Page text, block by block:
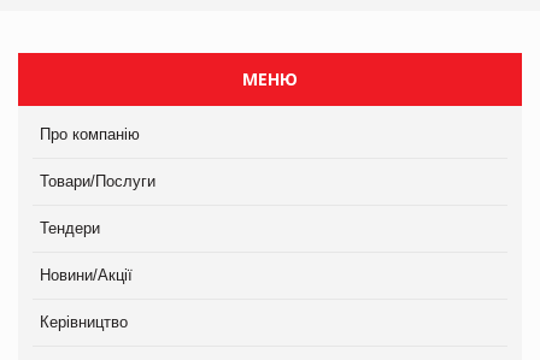
МЕНЮ
Про компанію
Товари/Послуги
Тендери
Новини/Акції
Керівництво